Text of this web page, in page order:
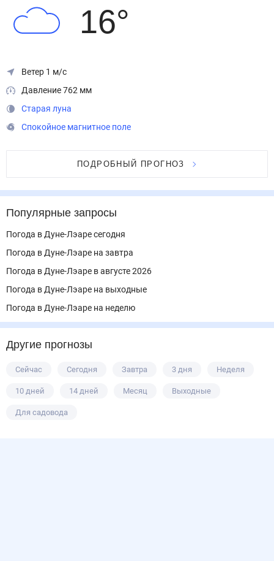
16°
Ветер 1 м/с
Давление 762 мм
Старая луна
Спокойное магнитное поле
ПОДРОБНЫЙ ПРОГНОЗ
Популярные запросы
Погода в Дуне-Лэаре сегодня
Погода в Дуне-Лэаре на завтра
Погода в Дуне-Лэаре в августе 2026
Погода в Дуне-Лэаре на выходные
Погода в Дуне-Лэаре на неделю
Другие прогнозы
Сейчас Сегодня Завтра 3 дня Неделя
10 дней 14 дней Месяц Выходные
Для садовода